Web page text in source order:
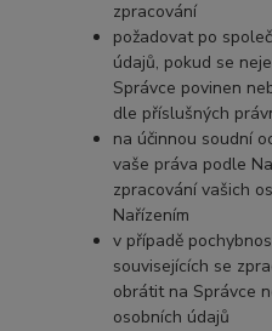
zpracování
požadovat po
údajů, pokud se
Správce povinen
dle příslušných
na účinnou soudní
vaše práva podle
zpracování vašich
Nařízením
v případě
souvisejících se
obrátit na Správce
osobních údajů